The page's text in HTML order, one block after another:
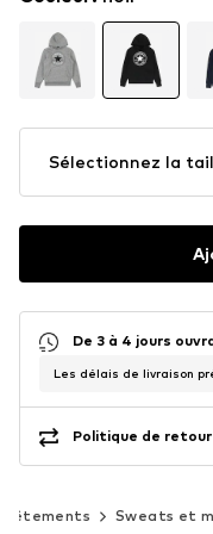
Sélectionnez la
De 3 à 4 jours
Les délais de livraison
Politique de retour
Vêtements Sweats et